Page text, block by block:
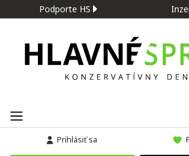
Podporte HS
Prihlásiť sa